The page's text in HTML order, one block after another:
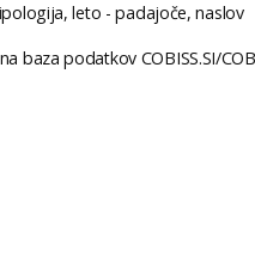
leto - padajoče, naslov
baza podatkov COBISS.SI/